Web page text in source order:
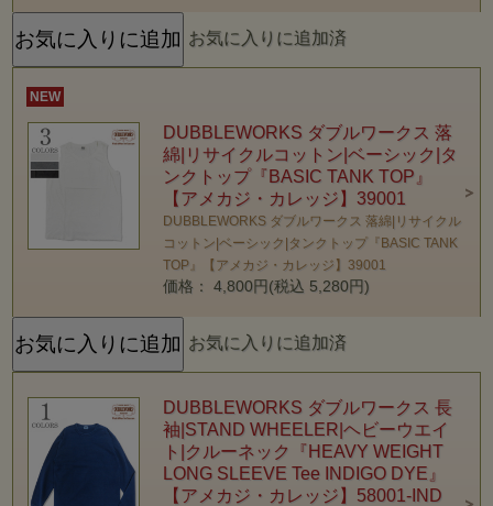
お気に入りに追加済
NEW
DUBBLEWORKS ダブルワークス 落
綿|リサイクルコットン|ベーシック|タ
ンクトップ『BASIC TANK TOP』
【アメカジ・カレッジ】39001
DUBBLEWORKS ダブルワークス 落綿|リサイクル
コットン|ベーシック|タンクトップ『BASIC TANK
TOP』【アメカジ・カレッジ】39001
価格： 4,800円(税込 5,280円)
お気に入りに追加済
DUBBLEWORKS ダブルワークス 長
袖|STAND WHEELER|ヘビーウエイ
ト|クルーネック『HEAVY WEIGHT
LONG SLEEVE Tee INDIGO DYE』
【アメカジ・カレッジ】58001-IND